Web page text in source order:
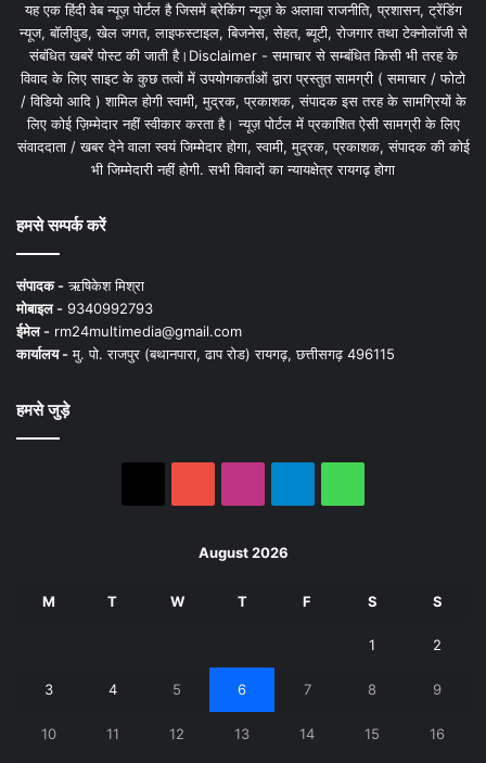
यह एक हिंदी वेब न्यूज़ पोर्टल है जिसमें ब्रेकिंग न्यूज़ के अलावा राजनीति, प्रशासन, ट्रेंडिंग
न्यूज, बॉलीवुड, खेल जगत, लाइफस्टाइल, बिजनेस, सेहत, ब्यूटी, रोजगार तथा टेक्नोलॉजी से
संबंधित खबरें पोस्ट की जाती है।Disclaimer - समाचार से सम्बंधित किसी भी तरह के
विवाद के लिए साइट के कुछ तत्वों में उपयोगकर्ताओं द्वारा प्रस्तुत सामग्री ( समाचार / फोटो
/ विडियो आदि ) शामिल होगी स्वामी, मुद्रक, प्रकाशक, संपादक इस तरह के सामग्रियों के
लिए कोई ज़िम्मेदार नहीं स्वीकार करता है। न्यूज़ पोर्टल में प्रकाशित ऐसी सामग्री के लिए
संवाददाता / खबर देने वाला स्वयं जिम्मेदार होगा, स्वामी, मुद्रक, प्रकाशक, संपादक की कोई
भी जिम्मेदारी नहीं होगी. सभी विवादों का न्यायक्षेत्र रायगढ़ होगा
हमसे सम्पर्क करें
संपादक -ऋषिकेश मिश्रा
मोबाइल - 9340992793
ईमेल - rm24multimedia@gmail.com
कार्यालय -मु. पो. राजपुर (बथानपारा, ढाप रोड) रायगढ़, छत्तीसगढ़ 496115
हमसे जुड़े
August 2026
M T W T F S S
1 2
3 4 5 6 7 8 9
10 11 12 13 14 15 16